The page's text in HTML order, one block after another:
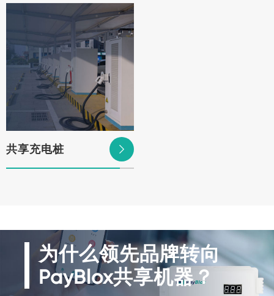
共享充电桩 
为什么领先品牌转向
PayBlox共享机器？